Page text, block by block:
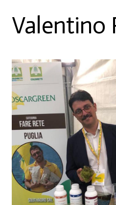
Valentino